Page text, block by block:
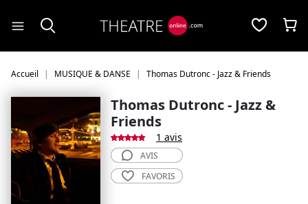
Accueil MUSIQUE & DANSE Thomas Dutronc - Jazz & Friends
Thomas Dutronc - Jazz &
Friends
1 avis
AVIS
FAVORIS